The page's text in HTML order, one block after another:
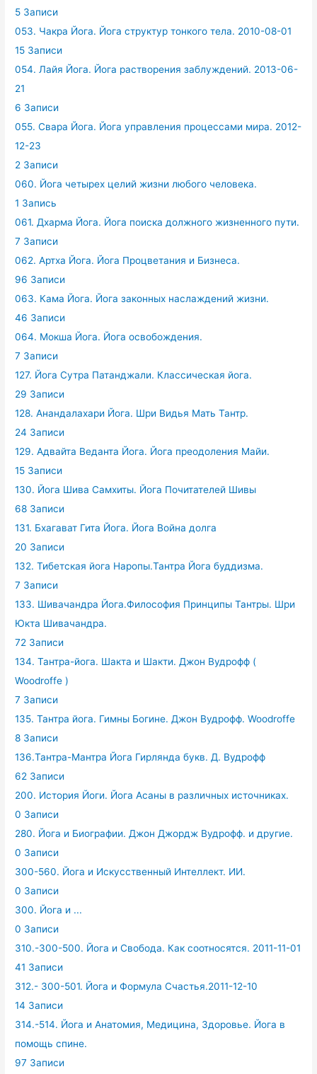
5 Записи
053. Чакра Йога. Йога структур тонкого тела. 2010-08-01
15 Записи
054. Лайя Йога. Йога растворения заблуждений. 2013-06-
21
6 Записи
055. Свара Йога. Йога управления процессами мира. 2012-
12-23
2 Записи
060. Йога четырех целий жизни любого человека.
1 Запись
061. Дхарма Йога. Йога поиска должного жизненного пути.
7 Записи
062. Артха Йога. Йога Процветания и Бизнеса.
96 Записи
063. Кама Йога. Йога законных наслаждений жизни.
46 Записи
064. Мокша Йога. Йога освобождения.
7 Записи
127. Йога Сутра Патанджали. Классическая йога.
29 Записи
128. Анандалахари Йога. Шри Видья Мать Тантр.
24 Записи
129. Адвайта Веданта Йога. Йога преодоления Майи.
15 Записи
130. Йога Шива Самхиты. Йога Почитателей Шивы
68 Записи
131. Бхагават Гита Йога. Йога Война долга
20 Записи
132. Тибетская йога Наропы.Тантра Йога буддизма.
7 Записи
133. Шивачандра Йога.Философия Принципы Тантры. Шри
Юкта Шивачандра.
72 Записи
134. Тантра-йога. Шакта и Шакти. Джон Вудрофф (
Woodroffe )
7 Записи
135. Тантра йога. Гимны Богине. Джон Вудрофф. Woodroffe
8 Записи
136.Тантра-Мантра Йога Гирлянда букв. Д. Вудрофф
62 Записи
200. История Йоги. Йога Асаны в различных источниках.
0 Записи
280. Йога и Биографии. Джон Джордж Вудрофф. и другие.
0 Записи
300-560. Йога и Искусственный Интеллект. ИИ.
0 Записи
300. Йога и ...
0 Записи
310.-300-500. Йога и Свобода. Как соотносятся. 2011-11-01
41 Записи
312.- 300-501. Йога и Формула Счастья.2011-12-10
14 Записи
314.-514. Йога и Анатомия, Медицина, Здоровье. Йога в
помощь спине.
97 Записи